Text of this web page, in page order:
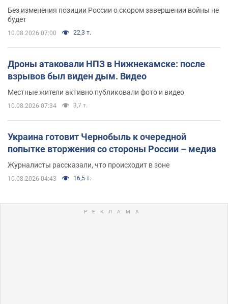
Без изменения позиции России о скором завершении войны не
будет
10.08.2026 07:00 22,3 т.
Дроны атаковали НПЗ в Нижнекамске: после
взрывов был виден дым. Видео
Местные жители активно публиковали фото и видео
10.08.2026 07:34 3,7 т.
Украина готовит Чернобыль к очередной
попытке вторжения со стороны России – медиа
Журналисты рассказали, что происходит в зоне
10.08.2026 04:43 16,5 т.